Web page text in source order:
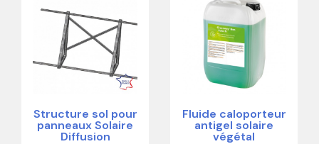
Structure sol pour
panneaux Solaire
Diffusion
Fluide caloporteur
antigel solaire
végétal